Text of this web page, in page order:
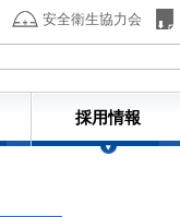
安全衛生協力会
採用情報